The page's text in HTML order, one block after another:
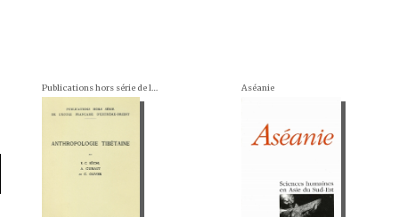
Publications hors série de l'École française d'Extrême-Orient Aséanie